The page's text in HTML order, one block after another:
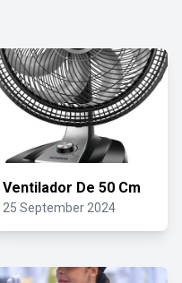
Ventilador De 50 Cm
25 September 2024